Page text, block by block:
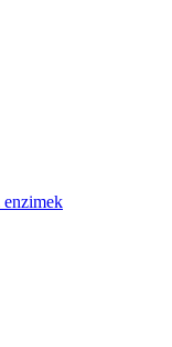
enzimek